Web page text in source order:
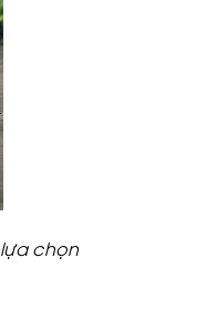
chọn